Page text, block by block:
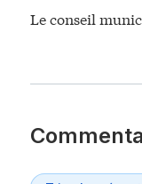
Le conseil